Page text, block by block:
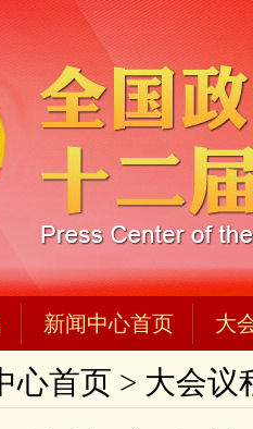
新闻中心首页 大
心首页 > 大会议